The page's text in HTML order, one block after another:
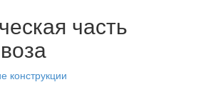
часть
конструкции